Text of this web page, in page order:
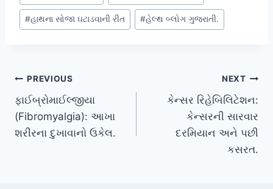
#હાથના સોજા ઘટાડવાની રીત #હેલ્થ બ્લોગ ગુજરાતી.
Post
navigation
PREVIOUS
ફાઈબ્રોમાઈલ્જીયા
(Fibromyalgia): આખા
શરીરના દુખાવાનો ઉકેલ.
NEXT
કેન્સર રિહેબિલિટેશન:
કેન્સરની સારવાર
દરમિયાન અને પછી
કસરત.